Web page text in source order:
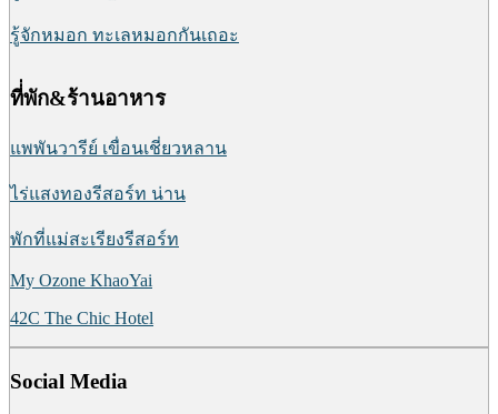
รู้จักหมอก ทะเลหมอกกันเถอะ
ที่่พัก&ร้านอาหาร
แพพันวารีย์ เขื่อนเชี่ยวหลาน
ไร่แสงทองรีสอร์ท น่าน
พักที่แม่สะเรียงรีสอร์ท
My Ozone KhaoYai
42C The Chic Hotel
Social Media